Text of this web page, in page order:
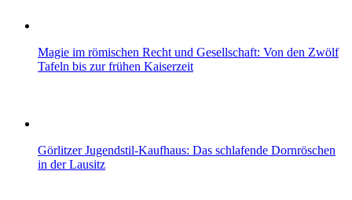
Magie im römischen Recht und Gesellschaft: Von den Zwölf
Tafeln bis zur frühen Kaiserzeit
Görlitzer Jugendstil-Kaufhaus: Das schlafende Dornröschen
in der Lausitz